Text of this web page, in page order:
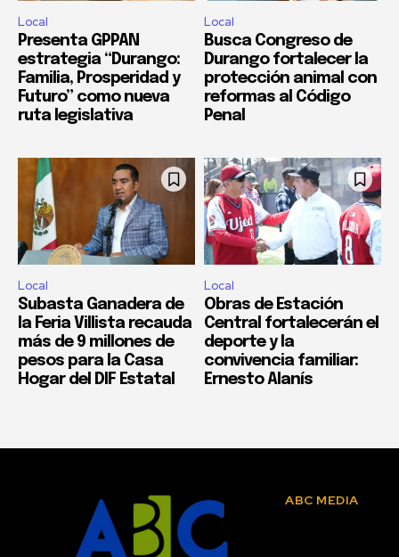
Local
Presenta GPPAN
estrategia “Durango:
Familia, Prosperidad y
Futuro” como nueva
ruta legislativa
Local
Busca Congreso de
Durango fortalecer la
protección animal con
reformas al Código
Penal
Local
Subasta Ganadera de
la Feria Villista recauda
más de 9 millones de
pesos para la Casa
Hogar del DIF Estatal
Local
Obras de Estación
Central fortalecerán el
deporte y la
convivencia familiar:
Ernesto Alanís
ABC MEDIA